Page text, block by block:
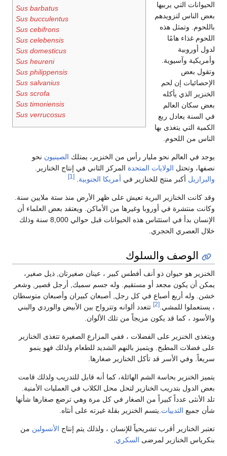
Sus barbatus
Sus bucculentus
Sus cebifrons
Sus celebensis
Sus domesticus
Sus heureni
Sus philippensis
Sus salvanius
Sus scrofa
Sus timoriensis
Sus verrucosus
الحيوانات التي يربيها
بعض الناس لتزويدهم
باللحوم. وتمثل هذه
اللحوم غذاء هامًا
لدول أوروبية
وأمريكية وآسيوية.
وتقول بعض
الإحصائيات إن لحم
الخنزير الذي يأكله
بعض سكان العالم
في السنة يعادل ربع
الكمية التي يتغذى بها
الناس من اللحوم.
يوجد في العالم نحو مليار رأس من الخنزير، يمتلك الصينيون نحو
نصفها، وتحتل الولايات المتحدة المركز الثاني في إنتاج الخنازير.
والبرازيل أكبر منتج للخنازير في أمريكا الجنوبية [1]
وقد كانت الخنازير البرية تعيش على ظهر الأرض منذ ستة ملايين سنة.
وكانت منتشرة في أوروبا وغيرها من الأماكن. ويعتقد بعض العلماء أن
الإنسان بدأ في استئناس هذه الحيوانات قبل حوالي 8,000 سنة وذلك
خلال العصري الحجري.
الوصف والسلوك
الخنزير هو حيوان ذو أنف أفطس كبير ، عينان صغيرتان, ذيل صغير،
يمكن أن يكون مجعد أو مستقيم. وله جسم سميك, أرجل قصير, وشعر
خشن. وله أربع أصباع في كل رجل, أصبعان كبيران وأصبعان متوسطان
، يستعملوا للمشي.[2]
تتعدد ألوانه وتترواح بين الأبيض والوردي والبني
والأسود ، كما قد يكون مزيجاً من تلك الألوان.
ويتغذى الخنزير على الفضلات ، ففي المزارع الصغيرة تتغذى الخنازير
على فضلات المطبخ. ويتميز بالنهم الشديد للطعام ولذلك فهو ينمو
سريعاً. وفي الأسر قد تأكل الخنازير صغارها.
يتميز الخنزير بحاسة الشم الهائلة، كما أنه قابل للتدريب ولذلك قامت
بعض الدول بتدريب الخنازير لتحل محل الكلاب في العمليات الأمنية.
تلد الأنثى عدداً كبيراً من الصغار في كل مرة وهي ترضع صغارها شأنها
شأن جميع الثدييات.يتسم الخنزير بقلة غيرته على أنثاه.
تعتبر الخنازير أقرب تشريحياً للإنسان ، ولذلك يتم إنتاج الأنسولين من
بنكرياس الخنازير لمرضى السكري.